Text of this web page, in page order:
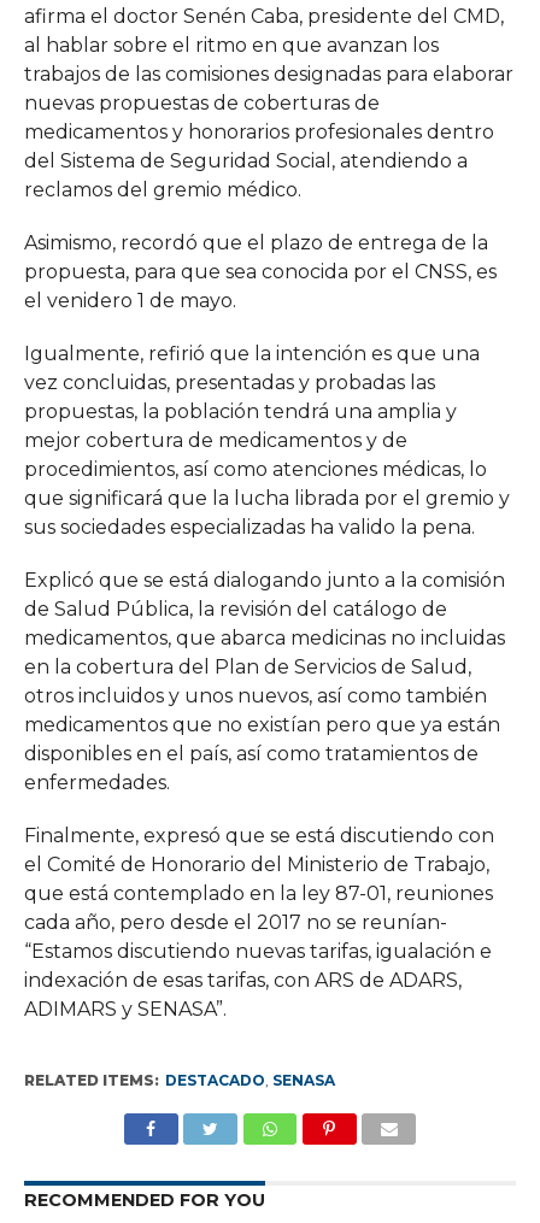
afirma el doctor Senén Caba, presidente del CMD,
al hablar sobre el ritmo en que avanzan los
trabajos de las comisiones designadas para elaborar
nuevas propuestas de coberturas de
medicamentos y honorarios profesionales dentro
del Sistema de Seguridad Social, atendiendo a
reclamos del gremio médico.
Asimismo, recordó que el plazo de entrega de la
propuesta, para que sea conocida por el CNSS, es
el venidero 1 de mayo.
Igualmente, refirió que la intención es que una
vez concluidas, presentadas y probadas las
propuestas, la población tendrá una amplia y
mejor cobertura de medicamentos y de
procedimientos, así como atenciones médicas, lo
que significará que la lucha librada por el gremio y
sus sociedades especializadas ha valido la pena.
Explicó que se está dialogando junto a la comisión
de Salud Pública, la revisión del catálogo de
medicamentos, que abarca medicinas no incluidas
en la cobertura del Plan de Servicios de Salud,
otros incluidos y unos nuevos, así como también
medicamentos que no existían pero que ya están
disponibles en el país, así como tratamientos de
enfermedades.
Finalmente, expresó que se está discutiendo con
el Comité de Honorario del Ministerio de Trabajo,
que está contemplado en la ley 87-01, reuniones
cada año, pero desde el 2017 no se reunían-
“Estamos discutiendo nuevas tarifas, igualación e
indexación de esas tarifas, con ARS de ADARS,
ADIMARS y SENASA”.
RELATED ITEMS: DESTACADO SENASA
RECOMMENDED FOR YOU